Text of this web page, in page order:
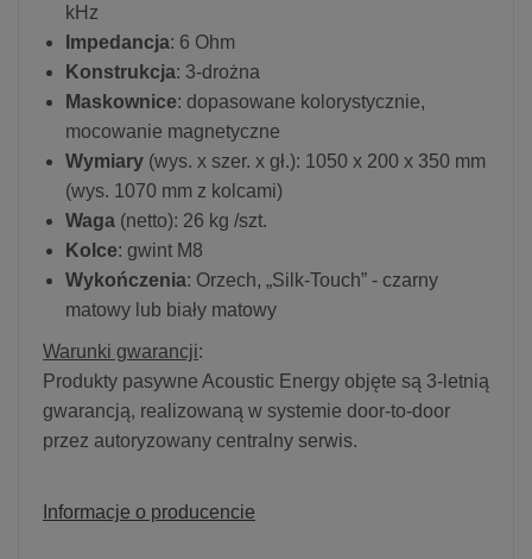
kHz
Impedancja: 6 Ohm
Konstrukcja: 3-drożna
Maskownice: dopasowane kolorystycznie,
mocowanie magnetyczne
Wymiary (wys. x szer. x gł.): 1050 x 200 x 350 mm
(wys. 1070 mm z kolcami)
Waga (netto): 26 kg /szt.
Kolce: gwint M8
Wykończenia: Orzech, „Silk-Touch” - czarny
matowy lub biały matowy
Warunki gwarancji:
Produkty pasywne Acoustic Energy objęte są 3-letnią
gwarancją, realizowaną w systemie door-to-door
przez autoryzowany centralny serwis.
Informacje o producencie